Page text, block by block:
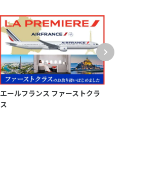
エールフランス ファーストクラ
ス